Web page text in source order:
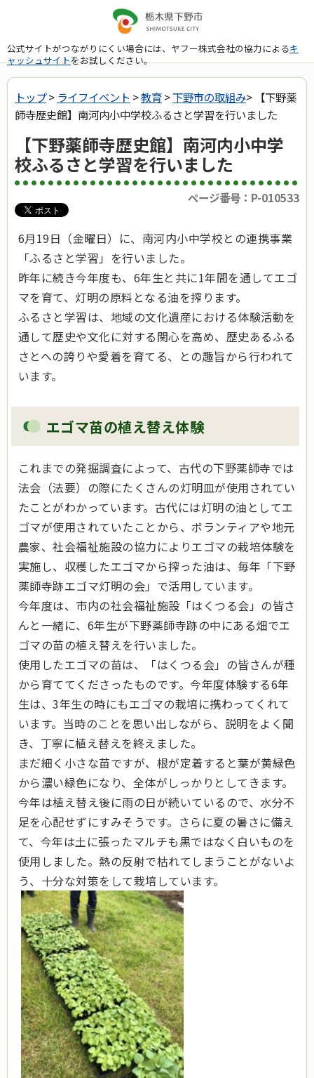
公式サイトがつながりにくい場合には、ヤフー株式会社の協力によるキ
ャッシュサイトをお試しください。
トップ> ライフイベント >教育>下野市の取組み> 【下野薬
師寺歴史館】南河内小中学校ふるさと学習を行いました
【下野薬師寺歴史館】南河内小中学
校ふるさと学習を行いました
ページ番号：P-010533
6月19日（金曜日）に、南河内小中学校との連携事業
「ふるさと学習」を行いました。
昨年に続き今年度も、6年生と共に1年間を通してエゴ
マを育て、灯明の原料となる油を搾ります。
ふるさと学習は、地域の文化遺産における体験活動を
通して歴史や文化に対する関心を高め、歴史あるふる
さとへの誇りや愛着を育てる、との趣旨から行われて
います。
エゴマ苗の植え替え体験
これまでの発掘調査によって、古代の下野薬師寺では
法会（法要）の際にたくさんの灯明皿が使用されてい
たことがわかっています。古代には灯明の油としてエ
ゴマが使用されていたことから、ボランティアや地元
農家、社会福祉施設の協力によりエゴマの栽培体験を
実施し、収穫したエゴマから搾った油は、毎年「下野
薬師寺跡エゴマ灯明の会」で活用しています。
今年度は、市内の社会福祉施設「はくつる会」の皆さ
んと一緒に、6年生が下野薬師寺跡の中にある畑でエ
ゴマの苗の植え替えを行いました。
使用したエゴマの苗は、「はくつる会」の皆さんが種
から育ててくださったものです。今年度体験する6年
生は、3年生の時にもエゴマの栽培に携わってくれて
います。当時のことを思い出しながら、説明をよく聞
き、丁寧に植え替えを終えました。
まだ細く小さな苗ですが、根が定着すると葉が黄緑色
から濃い緑色になり、全体がしっかりとしてきます。
今年は植え替え後に雨の日が続いているので、水分不
足を心配せずにすみそうです。さらに夏の暑さに備え
て、今年は土に張ったマルチも黒ではなく白いものを
使用しました。熱の反射で枯れてしまうことがないよ
う、十分な対策をして栽培しています。